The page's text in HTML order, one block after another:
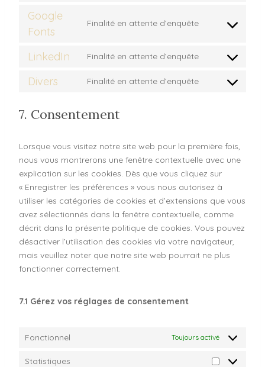
Google
Fonts
Finalité en attente d’enquête
LinkedIn Finalité en attente d’enquête
Divers Finalité en attente d’enquête
7. Consentement
Lorsque vous visitez notre site web pour la première fois,
nous vous montrerons une fenêtre contextuelle avec une
explication sur les cookies. Dès que vous cliquez sur
« Enregistrer les préférences » vous nous autorisez à
utiliser les catégories de cookies et d’extensions que vous
avez sélectionnés dans la fenêtre contextuelle, comme
décrit dans la présente politique de cookies. Vous pouvez
désactiver l’utilisation des cookies via votre navigateur,
mais veuillez noter que notre site web pourrait ne plus
fonctionner correctement.
7.1 Gérez vos réglages de consentement
Fonctionnel Toujours activé
Statistiques